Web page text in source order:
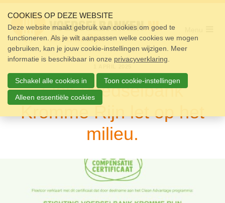
links
over
Spring
naar
de
Spring
naar
de
inhoud
Ook Voedselbank
Kromme Rijn let op het
milieu.
Home
Pakket
Doneren
Vrijwilligers
Nieuws
Doneer
COOKIES OP DEZE WEBSITE
Deze website maakt gebruik van cookies om goed te
functioneren. Als je wilt aanpassen welke cookies we mogen
gebruiken, kan je jouw cookie-instellingen wijzigen. Meer
informatie is beschikbaar in onze privacyverklaring
Schakel alle cookies in Toon cookie-instellingen
Alleen essentiële cookies